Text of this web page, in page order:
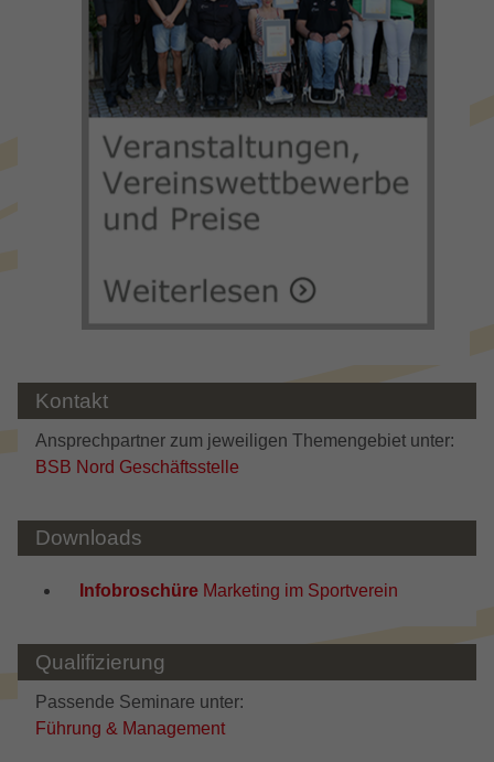
Kontakt
Ansprechpartner zum jeweiligen Themengebiet unter:
BSB Nord Geschäftsstelle
Downloads
Infobroschüre Marketing im Sportverein
Qualifizierung
Passende Seminare unter:
Führung & Management